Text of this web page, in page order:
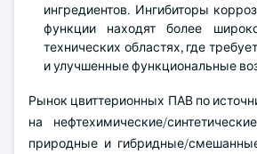
ингредиентов. Ингибиторы
функции находят более
технических областях, где
и улучшенные функциональные
Рынок цвиттерионных ПАВ по
на нефтехимические/
природные и гибридные/